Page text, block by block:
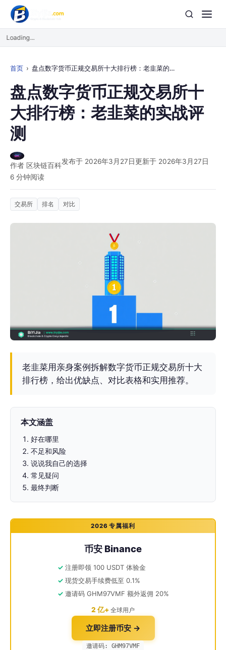
Loading...
首页 盘点数字货币正规交易所十大排行榜：老韭菜的实战评测
盘点数字货币正规交易所十
大排行榜：老韭菜的实战评
测
作者 区块链百科发布于 2026年3月27日更新于 2026年3月27日
6 分钟阅读
交易所 排名 对比
老韭菜用亲身案例拆解数字货币正规交易所十大
排行榜，给出优缺点、对比表格和实用推荐。
本文涵盖
好在哪里
不足和风险
说说我自己的选择
常见疑问
最终判断
2026 专属福利
币安 Binance
注册即领 100 USDT 体验金
现货交易手续费低至 0.1%
邀请码 GHM97VMF 额外返佣 20%
2 亿+ 全球用户
立即注册币安 →
邀请码: GHM97VMF